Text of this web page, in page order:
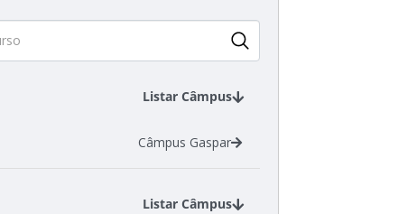
Listar Câmpus
Câmpus Gaspar
Listar Câmpus